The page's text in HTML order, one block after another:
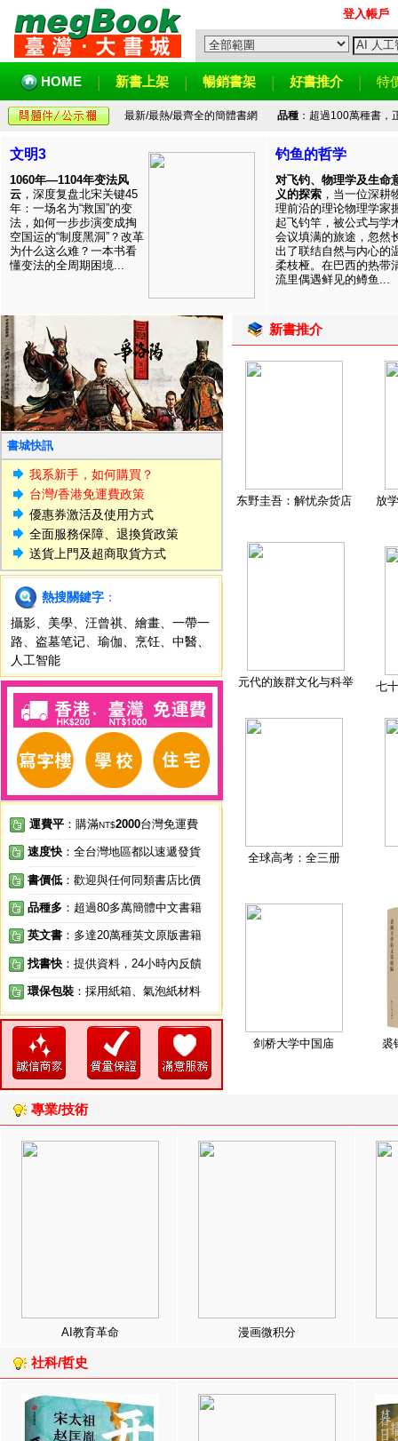
登入帳戶
HOME 新書上架 暢銷書架 好書推介 特
最新/最熱/最齊全的簡體書網 品種：超過100萬種書，
文明3
1060年—1104年变法风
云 ，深度复盘北宋关键45
年：一场名为“救国”的变
法，如何一步步演变成掏
空国运的“制度黑洞”？改革
为什么这么难？一本书看
懂变法的全周期困境...
钓鱼的哲学
对飞钓、物理学及生命
义的探索 ，当一位深耕
理前沿的理论物理学家
起飞钓竿，被公式与学
会议填满的旅途，忽然
出了联结自然与内心的
柔枝桠。在巴西的热带
流里偶遇鲜见的鳟鱼...
書城快訊
我系新手，如何購買？
台灣/香港免運費政策
優惠券激活及使用方式
全面服務保障、退換貨政策
送貨上門及超商取貨方式
熱搜關鍵字 ：
攝影
美學 汪曾祺 繪畫
一帶一
路
盗墓笔记 瑜伽 烹饪 中醫
人工智能
運費平 ：購滿NT$2000台灣免運費
速度快 ：全台灣地區都以速遞發貨
書價低 ：歡迎與任何同類書店比價
品種多 ：超過80多萬簡體中文書籍
英文書 ：多達20萬種英文原版書籍
找書快 ：提供資料，24小時內反饋
環保包裝 ：採用紙箱、氣泡紙材料
新書推介
东野圭吾：解忧杂货店 放
元代的族群文化与科举 七
全球高考：全三册
剑桥大学中国庙 裘
專業/技術
AI教育革命 漫画微积分
社科/哲史